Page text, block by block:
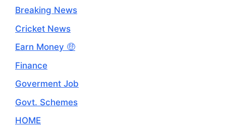
Breaking News
Cricket News
Earn Money 🤑
Finance
Goverment Job
Govt. Schemes
HOME